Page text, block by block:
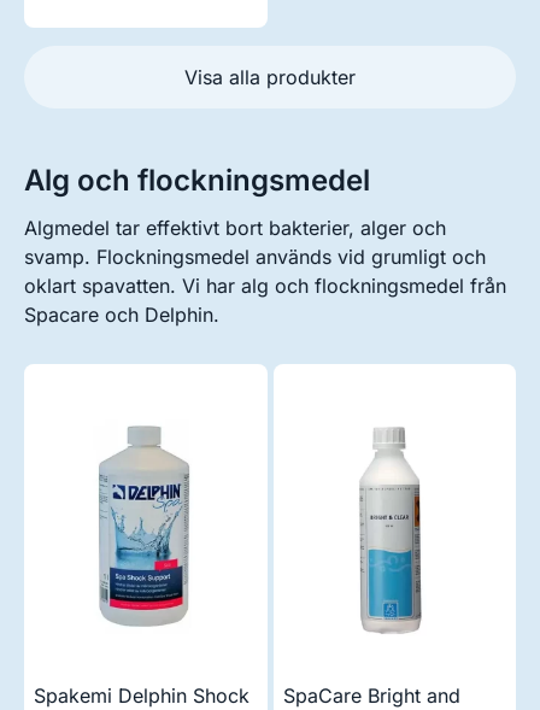
Visa alla produkter
Alg och flockningsmedel
Algmedel tar effektivt bort bakterier, alger och
svamp. Flockningsmedel används vid grumligt och
oklart spavatten. Vi har alg och flockningsmedel från
Spacare och Delphin.
Spakemi Delphin Shock
SpaCare Bright and